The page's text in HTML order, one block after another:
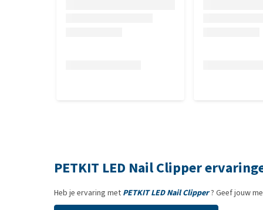
PETKIT LED Nail Clipper
Heb je ervaring met PETKIT LED Nail Clipper? Geef jouw